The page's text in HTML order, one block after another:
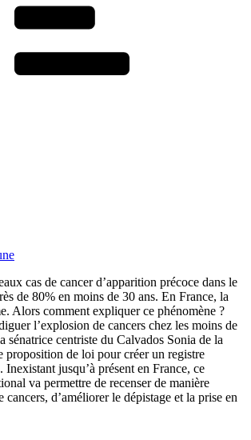
cas de cancer d’apparition précoce dans le
de 80% en moins de 30 ans. En France, la
Alors comment expliquer ce phénomène ?
l’explosion de cancers chez les moins de
sénatrice centriste du Calvados Sonia de la
proposition de loi pour créer un registre
Inexistant jusqu’à présent en France, ce
va permettre de recenser de manière
cancers, d’améliorer le dépistage et la prise en